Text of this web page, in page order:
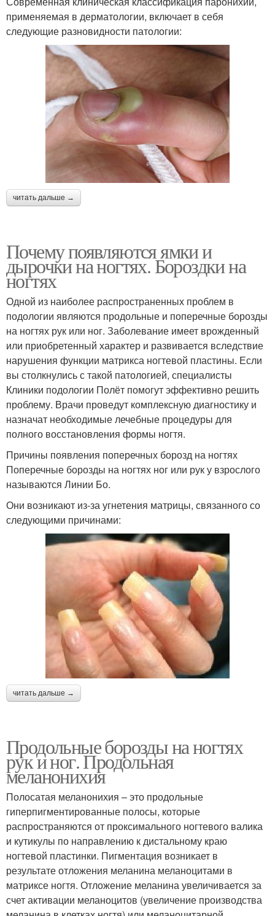
применяемая в дерматологии, включает в себя
следующие разновидности патологии:
читать дальше →
Почему появляются ямки и
дырочки на ногтях. Бороздки на
ногтях
Одной из наиболее распространенных проблем в
подологии являются продольные и поперечные борозды
на ногтях рук или ног. Заболевание имеет врожденный
или приобретенный характер и развивается вследствие
нарушения функции матрикса ногтевой пластины. Если
вы столкнулись с такой патологией, специалисты
Клиники подологии Полёт помогут эффективно решить
проблему. Врачи проведут комплексную диагностику и
назначат необходимые лечебные процедуры для
полного восстановления формы ногтя.
Причины появления поперечных борозд на ногтях
Поперечные борозды на ногтях ног или рук у взрослого
называются Линии Бо.
Они возникают из-за угнетения матрицы, связанного со
следующими причинами:
читать дальше →
Продольные борозды на ногтях
рук и ног. Продольная
меланонихия
Полосатая меланонихия – это продольные
гиперпигментированные полосы, которые
распространяются от проксимального ногтевого валика
и кутикулы по направлению к дистальному краю
ногтевой пластинки. Пигментация возникает в
результате отложения меланина меланоцитами в
матриксе ногтя. Отложение меланина увеличивается за
счет активации меланоцитов (увеличение производства